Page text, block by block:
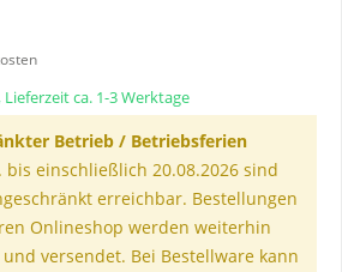
ca. 1-3 Werktage
Betrieb / Betriebsferien
bis einschließlich 20.08.2026 sind
erreichbar. Bestellungen
Onlineshop werden weiterhin
versendet. Bei Bestellware kann